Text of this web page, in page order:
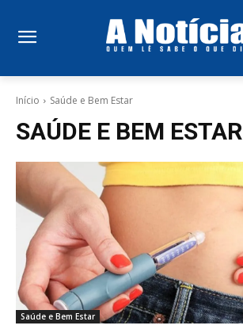
Início Saúde e Bem Estar
SAÚDE E BEM ESTAR
Saúde e Bem Estar